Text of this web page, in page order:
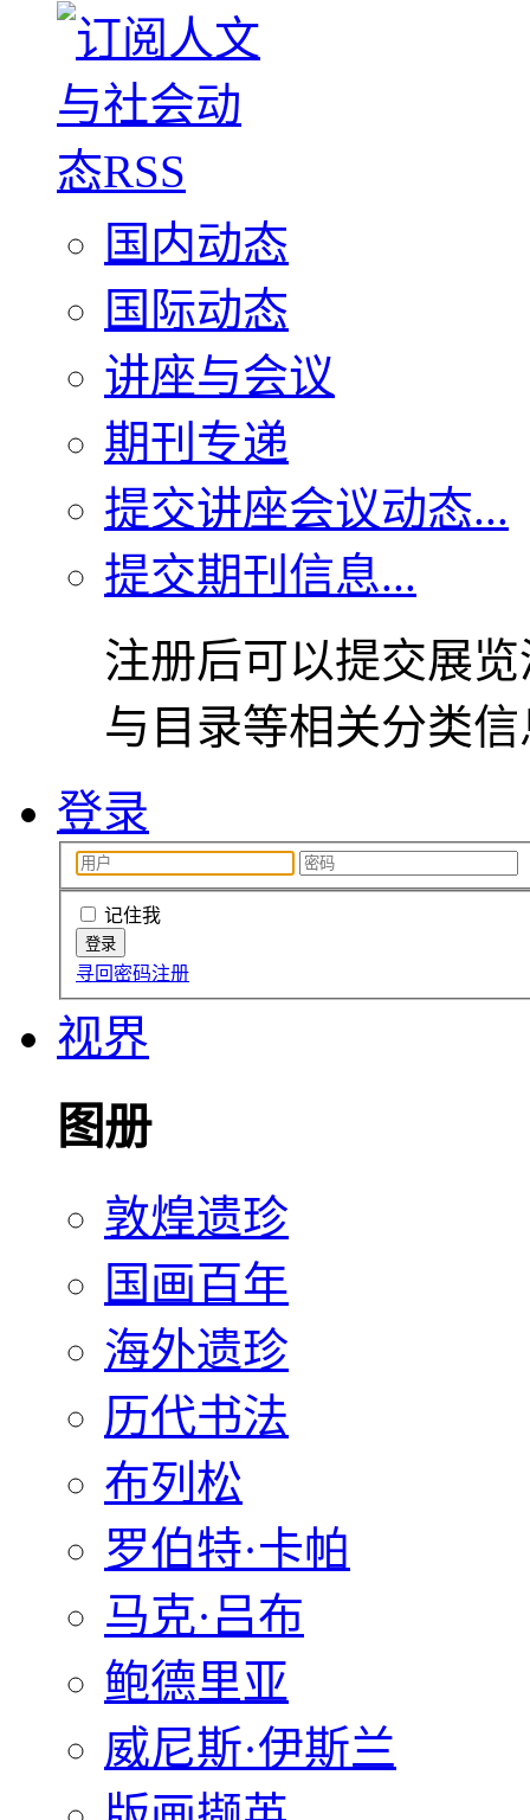
国内动态
国际动态
讲座与会议
期刊专递
提交讲座会议动态...
提交期刊信息...
注册后可以提交展
与目录等相关分类
登录
记住我
寻回密码注册
视界
图册
敦煌遗珍
国画百年
海外遗珍
历代书法
布列松
罗伯特·卡帕
马克·吕布
鲍德里亚
威尼斯·伊斯兰